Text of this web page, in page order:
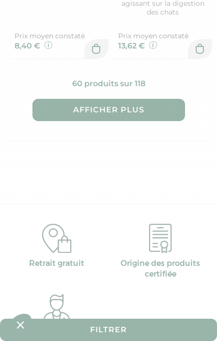
FILTRER
Prix moyen constaté
8,40 €
agissant sur la digestion
des chats
Prix moyen constaté
13,62 €
60 produits sur 118
AFFICHER PLUS
Retrait gratuit
Origine des produits
certifiée
Des pharmaciens à